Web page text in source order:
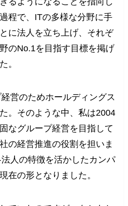
程で、ITの多様な分野に手
に法人を立ち上げ、それぞ
のNo.1を目指す目標を掲げ
。
営のためホールディングス
。そのような中、私は2004
なグループ経営を目指して
の経営推進の役割を担いま
人の特徴を活かしたカンパ
在の形となりました。